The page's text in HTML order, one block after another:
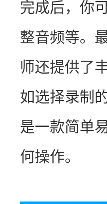
完成后，你
整音频等。
师还提供了
如选择录制
是一款简单
何操作。